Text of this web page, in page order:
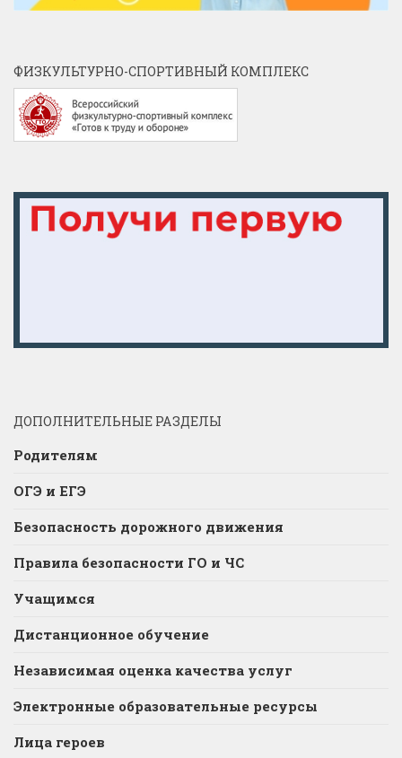
ФИЗКУЛЬТУРНО-СПОРТИВНЫЙ КОМПЛЕКС
ДОПОЛНИТЕЛЬНЫЕ РАЗДЕЛЫ
Родителям
ОГЭ и ЕГЭ
Безопасность дорожного движения
Правила безопасности ГО и ЧС
Учащимся
Дистанционное обучение
Независимая оценка качества услуг
Электронные образовательные ресурсы
Лица героев